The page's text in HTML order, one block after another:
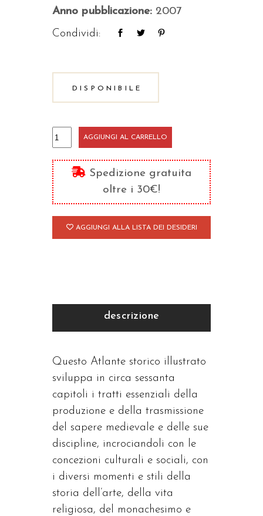
Anno pubblicazione: 2007
Condividi:
DISPONIBILE
Atlante
storico
della
cultura
medievale
quantità
AGGIUNGI AL CARRELLO
Spedizione gratuita
oltre i 30€!
AGGIUNGI ALLA LISTA DEI DESIDERI
descrizione
Questo Atlante storico illustrato
sviluppa in circa sessanta
capitoli i tratti essenziali della
produzione e della trasmissione
del sapere medievale e delle sue
discipline, incrociandoli con le
concezioni culturali e sociali, con
i diversi momenti e stili della
storia dell’arte, della vita
religiosa, del monachesimo e